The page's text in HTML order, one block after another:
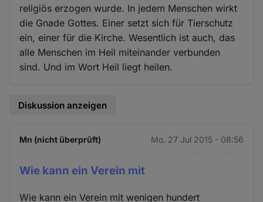
religiös erzogen wurde. In jedem Menschen wirkt
die Gnade Gottes. Einer setzt sich für Tierschutz
ein, einer für die Kirche. Wesentlich ist auch, das
alle Menschen im Heil miteinander verbunden
sind. Und im Wort Heil liegt heilen.
Diskussion anzeigen
Mn (nicht überprüft) Mo. 27 Jul 2015 - 08:56
Wie kann ein Verein mit
Wie kann ein Verein mit wenigen hundert